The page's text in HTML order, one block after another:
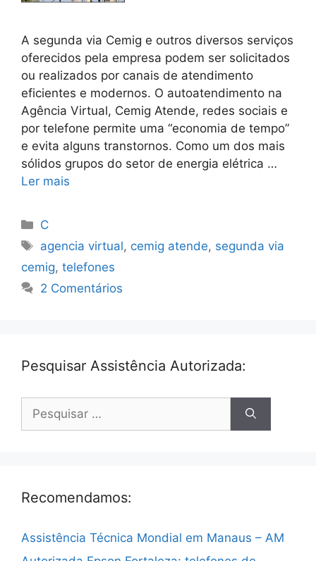
A segunda via Cemig e outros diversos serviços
oferecidos pela empresa podem ser solicitados
ou realizados por canais de atendimento
eficientes e modernos. O autoatendimento na
Agência Virtual, Cemig Atende, redes sociais e
por telefone permite uma “economia de tempo”
e evita alguns transtornos. Como um dos mais
sólidos grupos do setor de energia elétrica …
Ler mais
Categorias
C
Tags
agencia virtual, cemig atende, segunda via
cemig, telefones
2 Comentários
Pesquisar Assistência Autorizada:
por:
Recomendamos:
Assistência Técnica Mondial em Manaus – AM